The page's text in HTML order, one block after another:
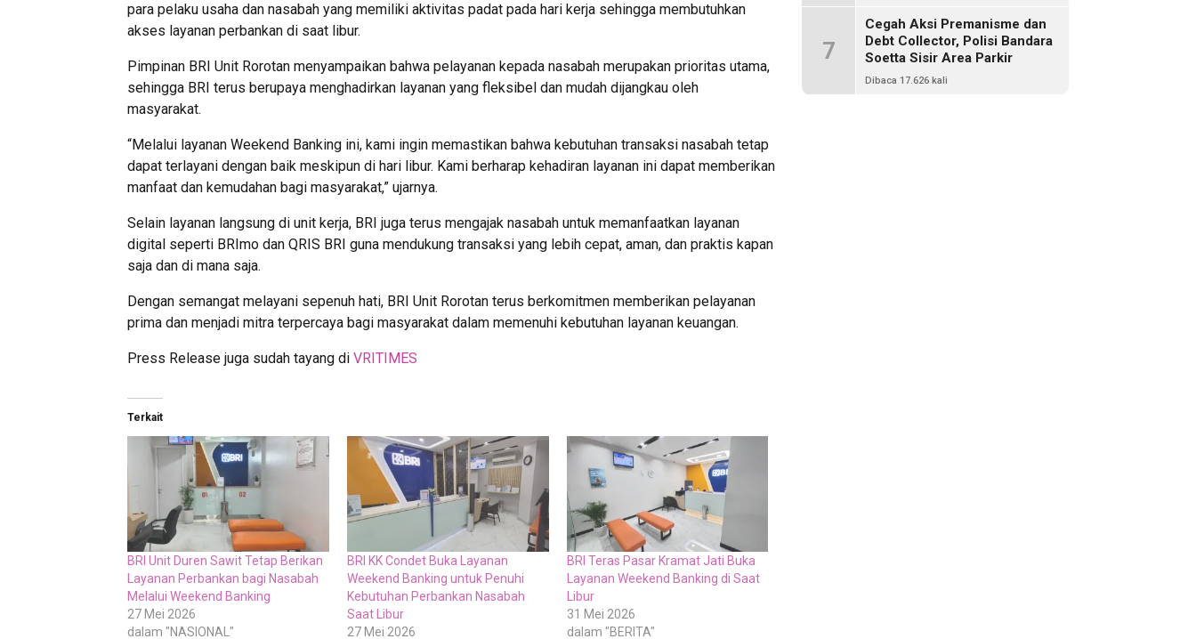
para pelaku usaha dan nasabah yang memiliki aktivitas padat pada hari kerja sehingga membutuhkan
akses layanan perbankan di saat libur.
Pimpinan BRI Unit Rorotan menyampaikan bahwa pelayanan kepada nasabah merupakan prioritas utama,
sehingga BRI terus berupaya menghadirkan layanan yang fleksibel dan mudah dijangkau oleh
masyarakat.
“Melalui layanan Weekend Banking ini, kami ingin memastikan bahwa kebutuhan transaksi nasabah tetap
dapat terlayani dengan baik meskipun di hari libur. Kami berharap kehadiran layanan ini dapat memberikan
manfaat dan kemudahan bagi masyarakat,” ujarnya.
Selain layanan langsung di unit kerja, BRI juga terus mengajak nasabah untuk memanfaatkan layanan
digital seperti BRImo dan QRIS BRI guna mendukung transaksi yang lebih cepat, aman, dan praktis kapan
saja dan di mana saja.
Dengan semangat melayani sepenuh hati, BRI Unit Rorotan terus berkomitmen memberikan pelayanan
prima dan menjadi mitra terpercaya bagi masyarakat dalam memenuhi kebutuhan layanan keuangan.
Press Release juga sudah tayang di VRITIMES
Terkait
BRI Unit Duren Sawit Tetap Berikan
Layanan Perbankan bagi Nasabah
Melalui Weekend Banking
27 Mei 2026
dalam "NASIONAL"
BRI KK Condet Buka Layanan
Weekend Banking untuk Penuhi
Kebutuhan Perbankan Nasabah
Saat Libur
27 Mei 2026
BRI Teras Pasar Kramat Jati Buka
Layanan Weekend Banking di Saat
Libur
31 Mei 2026
dalam "BERITA"
7
Cegah Aksi Premanisme dan
Debt Collector, Polisi Bandara
Soetta Sisir Area Parkir
Dibaca 17.626 kali